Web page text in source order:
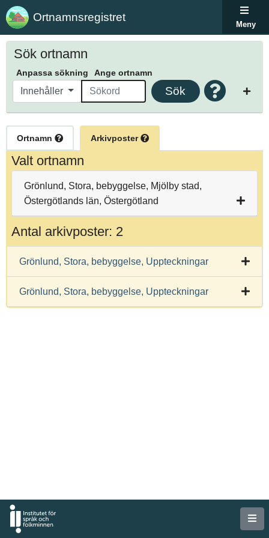
Ortnamnsregistret
Meny
Sök ortnamn
Anpassa sökning Ange ortnamn
Innehåller Sök
Ortnamn Arkivposter
Valt ortnamn
Grönlund, Stora, bebyggelse, Mjölby stad,
Östergötlands län, Östergötland
Antal arkivposter: 2
Grönlund, Stora, bebyggelse, Uppteckningar
Grönlund, Stora, bebyggelse, Uppteckningar